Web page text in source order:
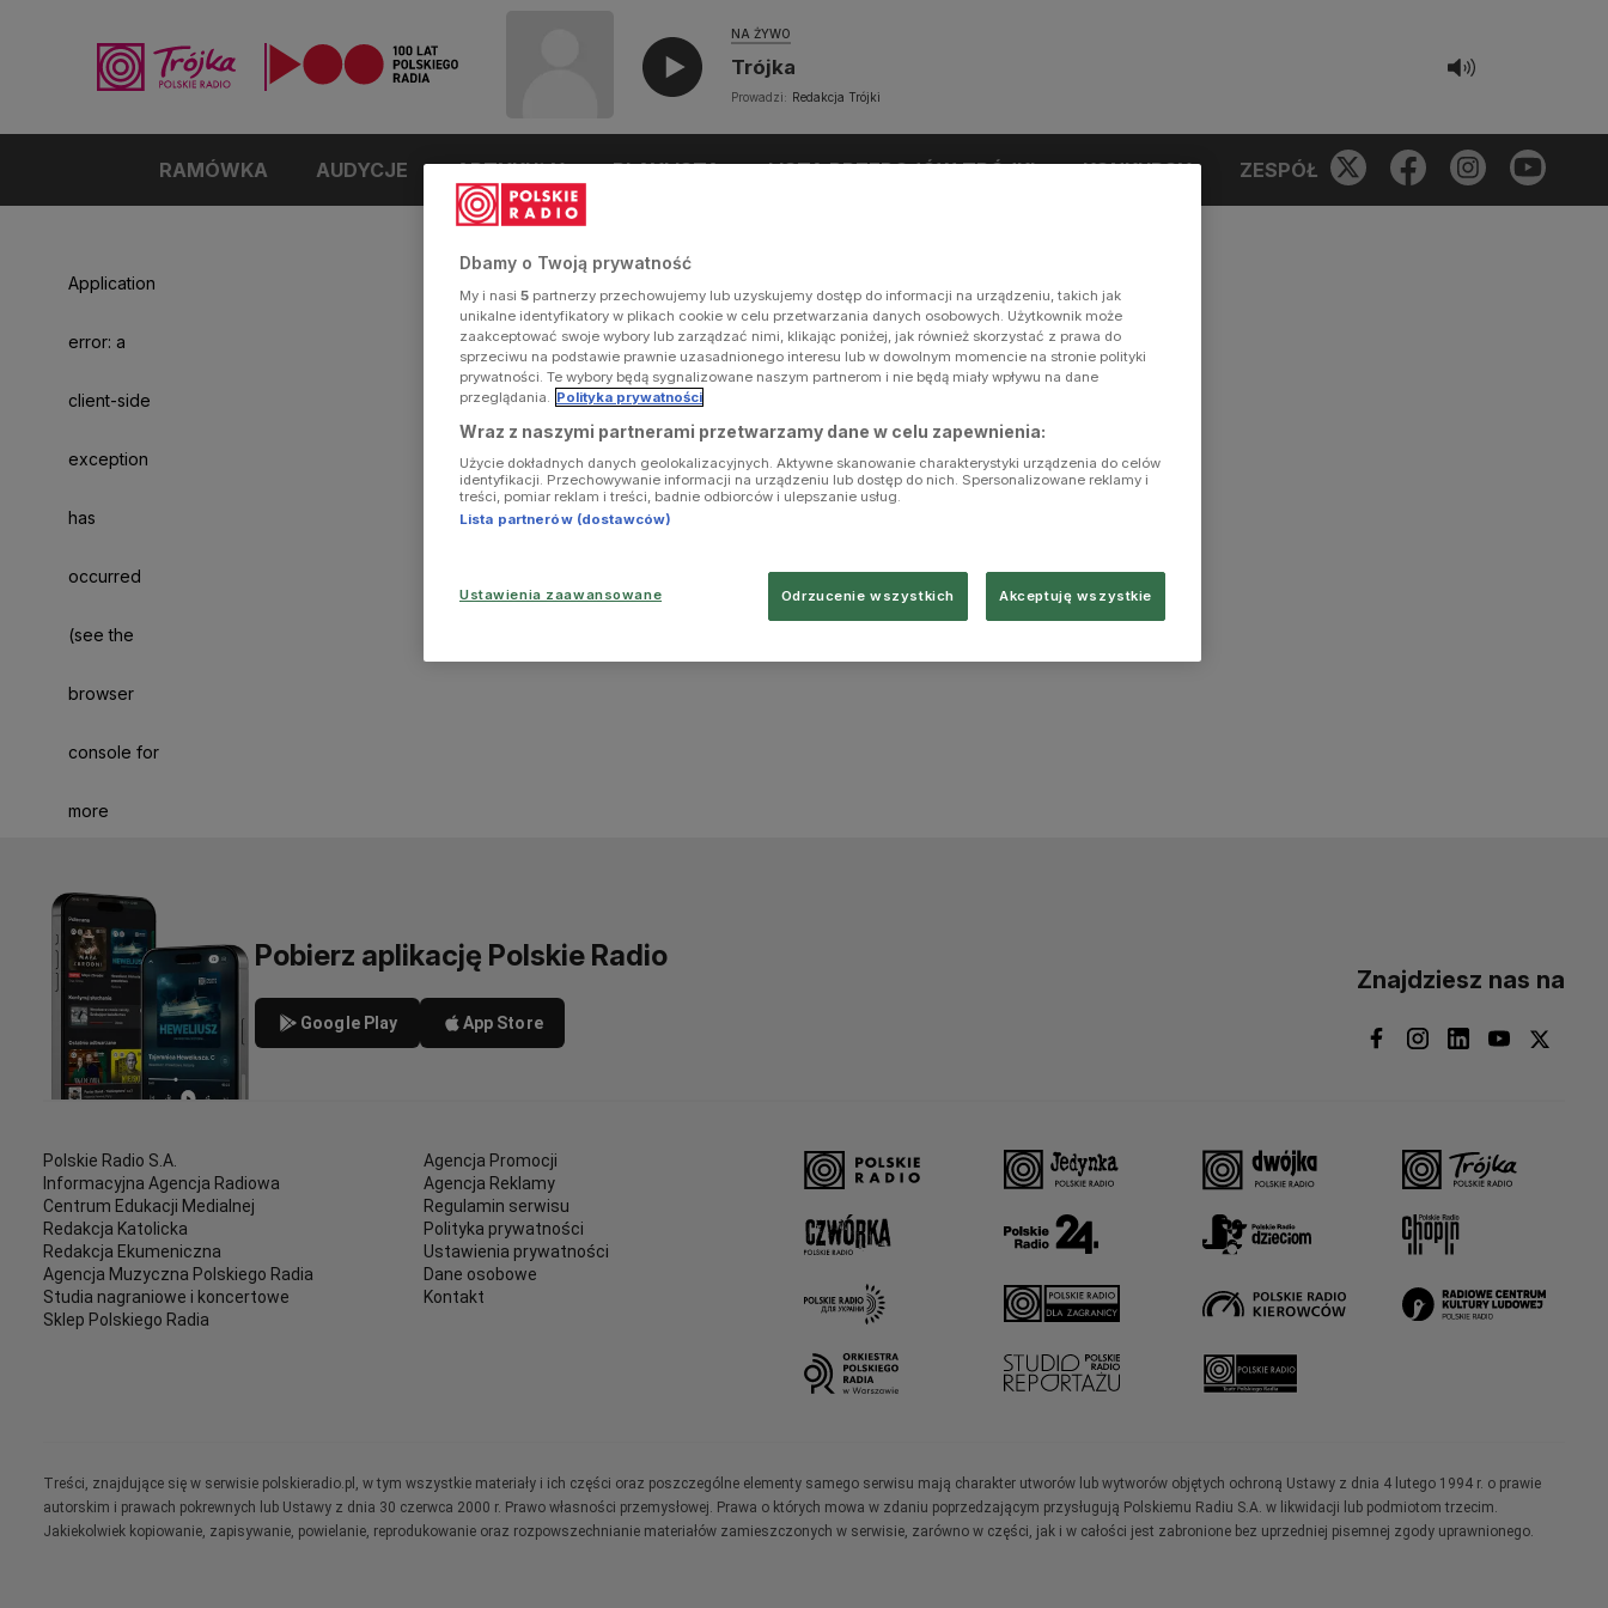
NA ŻYWO
Trójka
Prowadzi: Redakcja Trójki
RAMÓWKA AUDYCJE ARTYKUŁY PLAYLISTA LISTA PRZEBOJÓW TRÓJKI KONKURSY ZESPÓŁ
Application
error: a
client-side
exception
has
occurred
(see the
browser
console for
more
Pobierz aplikację Polskie Radio
Google Play App Store
Znajdziesz nas na
Polskie Radio S.A.
Informacyjna Agencja Radiowa
Centrum Edukacji Medialnej
Redakcja Katolicka
Redakcja Ekumeniczna
Agencja Muzyczna Polskiego Radia
Studia nagraniowe i koncertowe
Sklep Polskiego Radia
Agencja Promocji
Agencja Reklamy
Regulamin serwisu
Polityka prywatności
Ustawienia prywatności
Dane osobowe
Kontakt
Treści, znajdujące się w serwisie polskieradio.pl, w tym wszystkie materiały i ich części oraz poszczególne elementy samego serwisu mają charakter utworów lub wytworów objętych ochroną Ustawy z dnia 4 lutego 1994 r. o prawie
autorskim i prawach pokrewnych lub Ustawy z dnia 30 czerwca 2000 r. Prawo własności przemysłowej. Prawa o których mowa w zdaniu poprzedzającym przysługują Polskiemu Radiu S.A. w likwidacji lub podmiotom trzecim.
Jakiekolwiek kopiowanie, zapisywanie, powielanie, reprodukowanie oraz rozpowszechnianie materiałów zamieszczonych w serwisie, zarówno w części, jak i w całości jest zabronione bez uprzedniej pisemnej zgody uprawnionego.
Dbamy o Twoją prywatność
My i nasi 5 partnerzy przechowujemy lub uzyskujemy dostęp do informacji na urządzeniu, takich jak
unikalne identyfikatory w plikach cookie w celu przetwarzania danych osobowych. Użytkownik może
zaakceptować swoje wybory lub zarządzać nimi, klikając poniżej, jak również skorzystać z prawa do
sprzeciwu na podstawie prawnie uzasadnionego interesu lub w dowolnym momencie na stronie polityki
prywatności. Te wybory będą sygnalizowane naszym partnerom i nie będą miały wpływu na dane
przeglądania. Polityka prywatności
Wraz z naszymi partnerami przetwarzamy dane w celu zapewnienia:
Użycie dokładnych danych geolokalizacyjnych. Aktywne skanowanie charakterystyki urządzenia do celów
identyfikacji. Przechowywanie informacji na urządzeniu lub dostęp do nich. Spersonalizowane reklamy i
treści, pomiar reklam i treści, badnie odbiorców i ulepszanie usług.
Lista partnerów (dostawców)
Ustawienia zaawansowane Odrzucenie wszystkich Akceptuję wszystkie